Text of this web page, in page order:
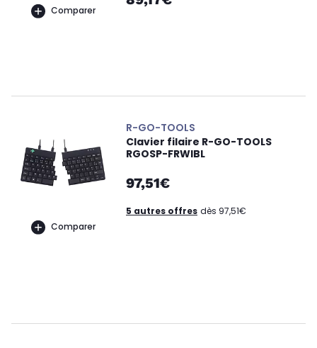
Comparer
Comparer
R-GO-TOOLS
Clavier filaire R-GO-TOOLS
RGOSP-FRWIBL
97,51€
5 autres offres dès 97,51€